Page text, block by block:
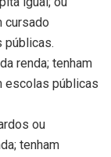
cursado
públicas.
renda; tenham
escolas públicas
ou
tenham